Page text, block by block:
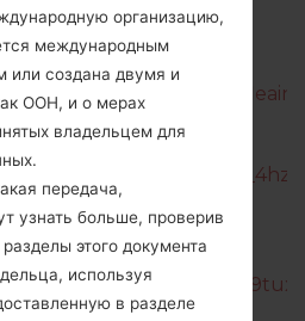
организацию,
международным
или создана двумя и
ООН, и о мерах
владельцем для
передача,
узнать больше, проверив
этого документа
используя
в разделе